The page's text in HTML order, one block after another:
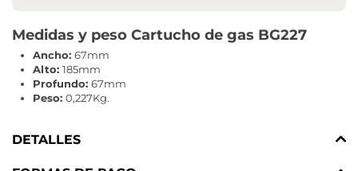
Medidas y peso Cartucho de gas BG227
Ancho: 67mm
Alto: 185mm
Profundo: 67mm
Peso: 0,227Kg.
DETALLES